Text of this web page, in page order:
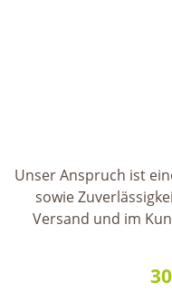
Unser Anspruch ist
sowie
Versand und im